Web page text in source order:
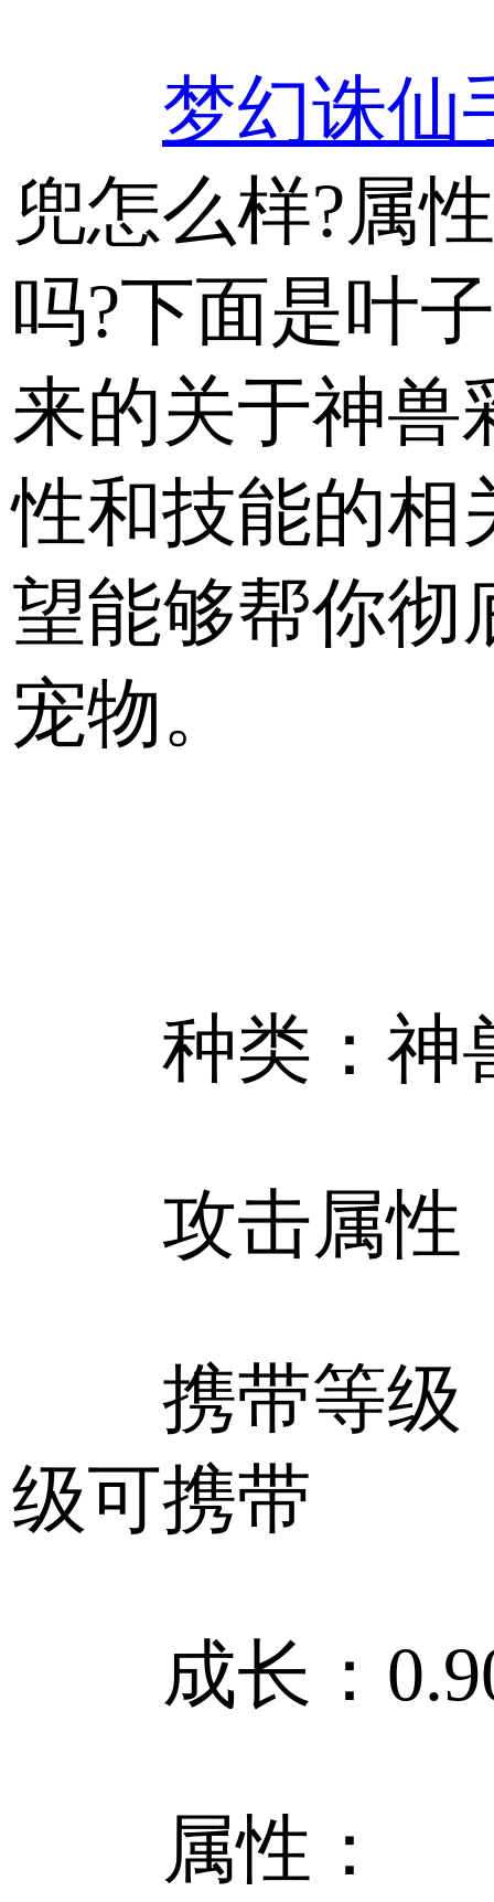
梦幻诛仙
兜怎么样?属
吗?下面是叶
来的关于神兽
性和技能的相
望能够帮你彻
宠物。
种类：神
攻击属性
携带等级
级可携带
成长：
属性：